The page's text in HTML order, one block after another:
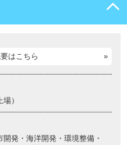
はこちら
）
発・海洋開発・環境整備・